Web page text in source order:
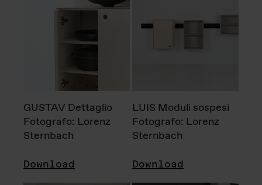
GUSTAV Dettaglio
Fotografo: Lorenz
Sternbach
Download
LUIS Moduli sospesi
Fotografo: Lorenz
Sternbach
Download